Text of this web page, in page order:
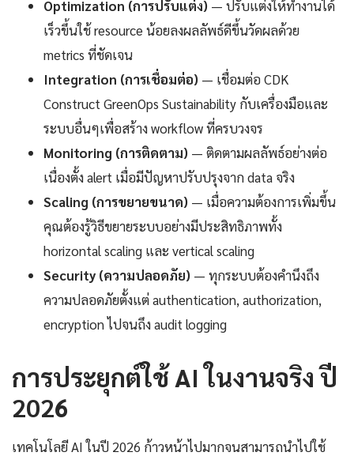
Optimization (การปรับแต่ง) — ปรับแต่งให้ทำงานได้
เร็วขึ้นใช้ resource น้อยลงผลลัพธ์ดีขึ้นวัดผลด้วย
metrics ที่ชัดเจน
Integration (การเชื่อมต่อ) — เชื่อมต่อ CDK
Construct GreenOps Sustainability กับเครื่องมือและ
ระบบอื่นๆเพื่อสร้าง workflow ที่ครบวงจร
Monitoring (การติดตาม) — ติดตามผลลัพธ์อย่างต่อ
เนื่องตั้ง alert เมื่อมีปัญหาปรับปรุงจาก data จริง
Scaling (การขยายขนาด) — เมื่อความต้องการเพิ่มขึ้น
คุณต้องรู้วิธีขยายระบบอย่างมีประสิทธิภาพทั้ง
horizontal scaling และ vertical scaling
Security (ความปลอดภัย) — ทุกระบบต้องคำนึงถึง
ความปลอดภัยตั้งแต่ authentication, authorization,
encryption ไปจนถึง audit logging
การประยุกต์ใช้ AI ในงานจริง ปี
2026
เทคโนโลยี AI ในปี 2026 ก้าวหน้าไปมากจนสามารถนำไปใช้